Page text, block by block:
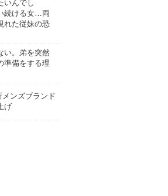
いんでし
続ける女…両
れた従妹の恐
い。弟を突然
準備をする理
メンズブランド
げ